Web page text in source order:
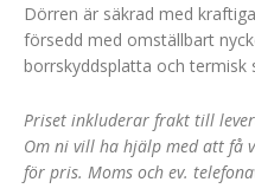
Dörren är säkrad med
försedd med omställbart
borrskyddsplatta och termisk
Priset inkluderar frakt till
Om ni vill ha hjälp med att få
för pris. Moms och ev.